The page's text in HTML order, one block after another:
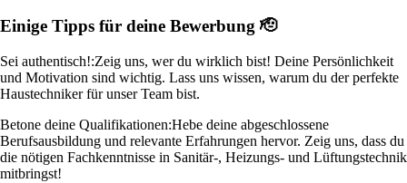
Einige Tipps für deine Bewerbung 🫡
Sei authentisch!:Zeig uns, wer du wirklich bist! Deine Persönlichkeit
und Motivation sind wichtig. Lass uns wissen, warum du der perfekte
Haustechniker für unser Team bist.
Betone deine Qualifikationen:Hebe deine abgeschlossene
Berufsausbildung und relevante Erfahrungen hervor. Zeig uns, dass du
die nötigen Fachkenntnisse in Sanitär-, Heizungs- und Lüftungstechnik
mitbringst!